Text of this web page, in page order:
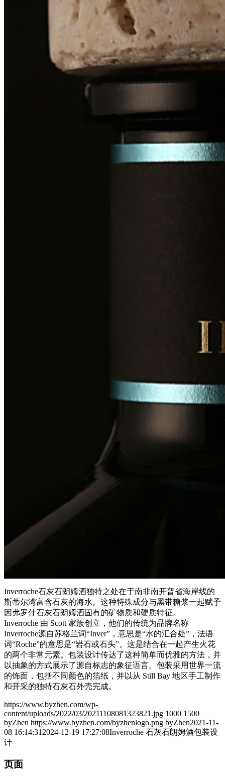
Inverroche石灰石朗姆酒独特之处在于南非南开普省海岸线的
斯蒂尔湾富含石灰的海水。这种特殊成分与黑带糖浆一起赋予
因弗罗什石灰石朗姆酒固有的矿物质和硬质特征。
Inverroche 由 Scott 家族创立，他们的传统为品牌名称
Inverroche源自苏格兰词“Inver”，意思是“水的汇合处”，法语
词“Roche”的意思是“岩石或石头”。这是结合在一起产生火花
的两个非常元素。包装设计传达了这种简单而优雅的方法，并
以抽象的方式展示了源自标志的象征语言。包装采用世界一流
的饰面，包括不同颜色的箔纸，并以从 Still Bay 地区手工制作
和开采的独特石灰石外壳完成。
https://www.byzhen.com/wp-
content/uploads/2022/03/20211108081323821.jpg 1000 1500
byZhen https://www.byzhen.com/byzhenlogo.png byZhen2021-11-
08 16:14:31 2024-12-19 17:27:08Inverroche 石灰石朗姆酒包装设
计
页面